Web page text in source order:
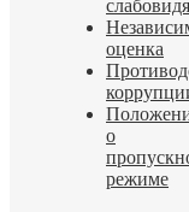
оценка
о
режиме